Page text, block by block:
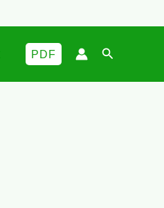
PDF Search